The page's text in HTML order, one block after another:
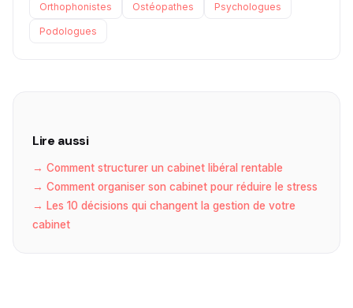
Orthophonistes Ostéopathes Psychologues
Podologues
Lire aussi
→ Comment structurer un cabinet libéral rentable
→ Comment organiser son cabinet pour réduire le stress
→ Les 10 décisions qui changent la gestion de votre
cabinet